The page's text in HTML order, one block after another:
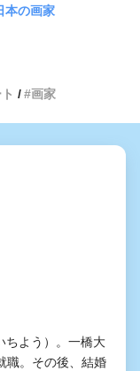
本の画家
画家
ちよう）。一橋大
職。その後、結婚